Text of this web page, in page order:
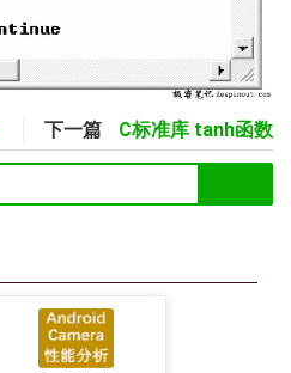
下一篇 C标准库 tanh函数